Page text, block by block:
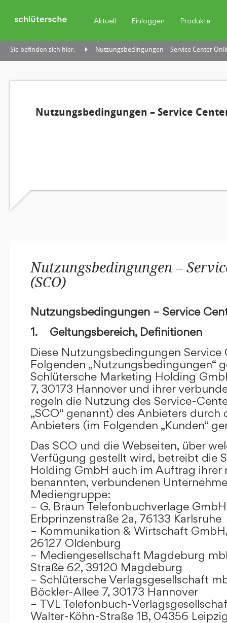
Aktuell Einloggen Produkte
Sie befinden sich hier: Nutzungsbedingungen – Service Center
Nutzungsbedingungen – Service
Nutzungsbedingungen –
(SCO)
Nutzungsbedingungen – Service
1. Geltungsbereich, Definitionen
Diese Nutzungsbedingungen Service
Folgenden „Nutzungsbedingungen“
Schlütersche Marketing Holding
7, 30173 Hannover und ihrer
regeln die Nutzung des Service-
„SCO“ genannt) des Anbieters durch
Anbieters (im Folgenden „Kunden“
Das SCO und die Webseiten, über
Verfügung gestellt wird, betreibt die
Holding GmbH auch im Auftrag ihrer
benannten, verbundenen
Mediengruppe:
– G. Braun Telefonbuchverlage GmbH
Erbprinzenstraße 2a, 76133 Karlsruhe
– Kommunikation & Wirtschaft
26127 Oldenburg
– Mediengesellschaft Magdeburg
Straße 62, 39120 Magdeburg
– Schlütersche Verlagsgesellschaft
Böckler-Allee 7, 30173 Hannover
– TVL Telefonbuch-
Walter-Köhn-Straße 1B, 04356